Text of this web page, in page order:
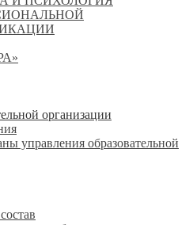
организации
управления образовательной